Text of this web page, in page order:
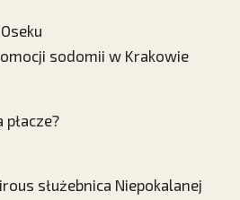
sodomii w Krakowie
służebnica Niepokalanej